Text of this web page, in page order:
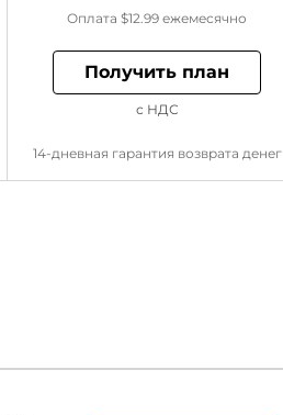
Оплата $12.99 ежемесячно
Получить план
14-дневная гарантия возврата денег
с НДС